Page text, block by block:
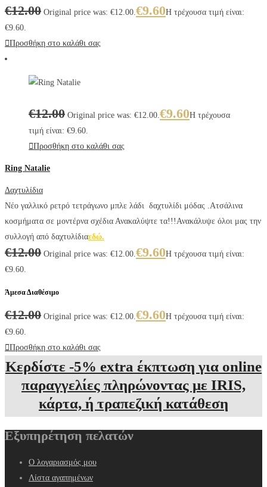
€12.00 Original price was: €12.00. €9.60Η τρέχουσα τιμή είναι:
€9.60.
Προσθήκη στο καλάθι σας
€12.00 Original price was: €12.00. €9.60Η τρέχουσα
τιμή είναι: €9.60.
Προσθήκη στο καλάθι σας
Ring Natalie
Δαχτυλίδια
Νέο γαλλικό ρετρό τετράγωνο μπλε λάδι δαχτυλίδι μόδας . Ατσάλινα
κοσμήματα σε μοντέρνα σχέδια Ανακαλύψτε τα!!!Ανακάλυψε όλοι μας την
συλλογή από δαχτυλίδιαεδώ.
€12.00 Original price was: €12.00. €9.60Η τρέχουσα τιμή είναι:
€9.60.
Άμεσα Διαθέσιμο
€12.00 Original price was: €12.00. €9.60Η τρέχουσα τιμή είναι:
€9.60.
Προσθήκη στο καλάθι σας
Κερδίστε -5% extra έκπτωση για online
παραγγελίες πληρώνοντας με IRIS,
κάρτα, ή τραπεζική κατάθεση
Εξυπηρέτηση πελατών
Ο λογαριασμός μου
Λίστα αγαπημένων